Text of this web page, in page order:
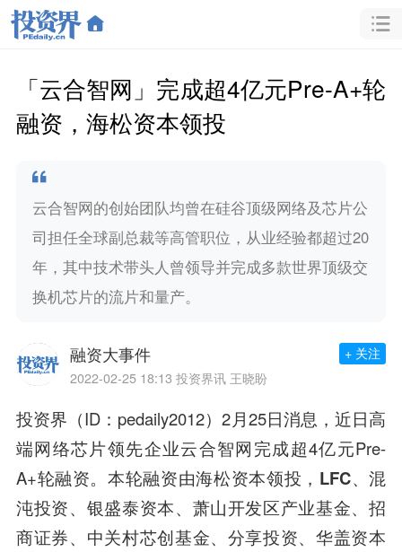
「云合智网」完成超4亿元Pre-A+轮
融资，海松资本领投
云合智网的创始团队均曾在硅谷顶级网络及芯片公
司担任全球副总裁等高管职位，从业经验都超过20
年，其中技术带头人曾领导并完成多款世界顶级交
换机芯片的流片和量产。
融资大事件
2022-02-25 18:13 投资界讯 王晓盼
+ 关注
投资界（ID：pedaily2012）2月25日消息，近日高
端网络芯片领先企业云合智网完成超4亿元Pre-
A+轮融资。本轮融资由海松资本领投 ， LFC、混
沌投资、银盛泰资本、萧山开发区产业基金、招
商证券、中关村芯创基金、 分享投资、华盖资本